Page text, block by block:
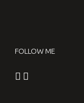
FOLLOW ME